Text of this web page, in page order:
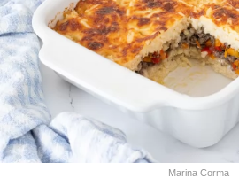
Marina Corma